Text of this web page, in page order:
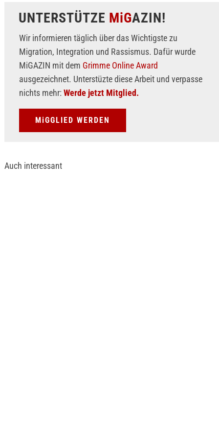
UNTERSTÜTZE MiGAZIN!
Wir informieren täglich über das Wichtigste zu
Migration, Integration und Rassismus. Dafür wurde
MiGAZIN mit dem Grimme Online Award
ausgezeichnet. Unterstüzte diese Arbeit und verpasse
nichts mehr: Werde jetzt Mitglied.
MiGGLIED WERDEN
Auch interessant